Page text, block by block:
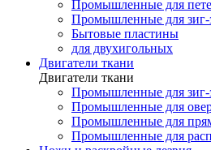
Промышленные для
Промышленные для зиг-
Бытовые пластины
для двухигольных
Двигатели ткани
Двигатели ткани
Промышленные для зиг-
Промышленные для
Промышленные для
Промышленные для